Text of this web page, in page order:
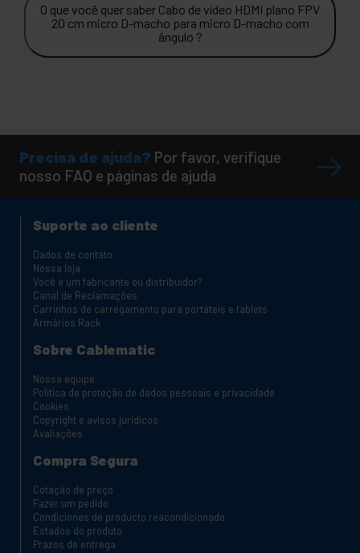
O que você quer saber Cabo de vídeo HDMI plano FPV
20 cm micro D-macho para micro D-macho com
ângulo ?
Precisa de ajuda? Por favor, verifique
nosso FAQ e páginas de ajuda
Suporte ao cliente
Dados de contato
Nossa loja
Você é um fabricante ou distribuidor?
Canal de Reclamações
Carrinhos de carregamento para portáteis e tablets
Armários Rack
Sobre Cablematic
Nossa equipe
Política de proteção de dados pessoais e privacidade
Cookies
Copyright e avisos jurídicos
Avaliações
Compra Segura
Cotação de preço
Fazer um pedido
Condiciones de producto reacondicionado
Estados do produto
Prazos de entrega